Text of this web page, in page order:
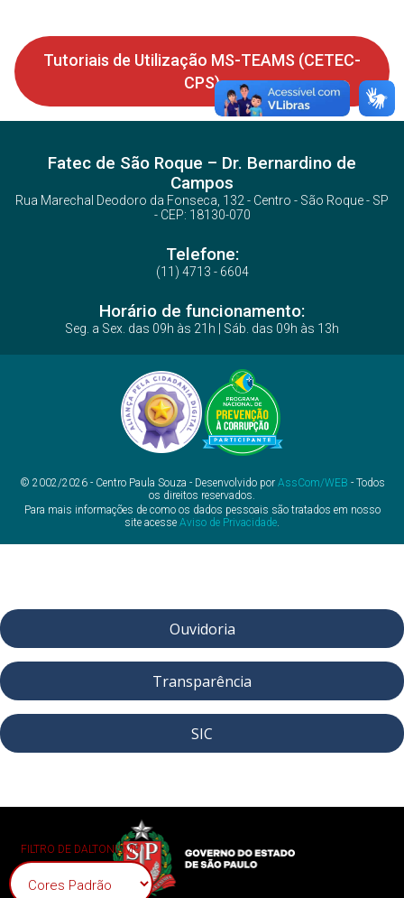
FILTRO DE DALTONISMO
Tutoriais de Utilização MS-TEAMS (CETEC-
CPS)
Fatec de São Roque – Dr. Bernardino de
Campos
Rua Marechal Deodoro da Fonseca, 132 - Centro - São Roque - SP
- CEP: 18130-070
Telefone:
(11) 4713 - 6604
Horário de funcionamento:
Seg. a Sex. das 09h às 21h | Sáb. das 09h às 13h
© 2002/2026 - Centro Paula Souza - Desenvolvido por AssCom/WEB - Todos
os direitos reservados.
Para mais informações de como os dados pessoais são tratados em nosso
site acesse Aviso de Privacidade
Ouvidoria
Transparência
SIC